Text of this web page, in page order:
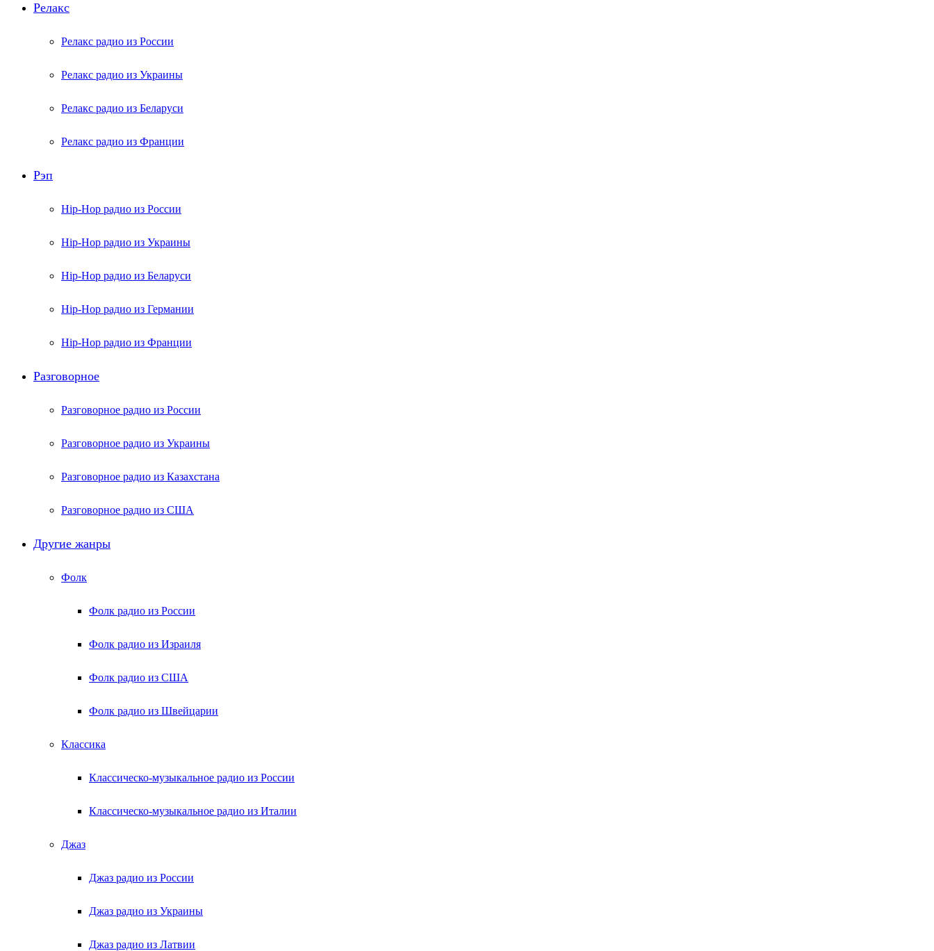
Релакс
Релакс радио из России
Релакс радио из Украины
Релакс радио из Беларуси
Релакс радио из Франции
Рэп
Hip-Hop радио из России
Hip-Hop радио из Украины
Hip-Hop радио из Беларуси
Hip-Hop радио из Германии
Hip-Hop радио из Франции
Разговорное
Разговорное радио из России
Разговорное радио из Украины
Разговорное радио из Казахстана
Разговорное радио из США
Другие жанры
Фолк
Фолк радио из России
Фолк радио из Израиля
Фолк радио из США
Фолк радио из Швейцарии
Классика
Классическо-музыкальное радио из России
Классическо-музыкальное радио из Италии
Джаз
Джаз радио из России
Джаз радио из Украины
Джаз радио из Латвии